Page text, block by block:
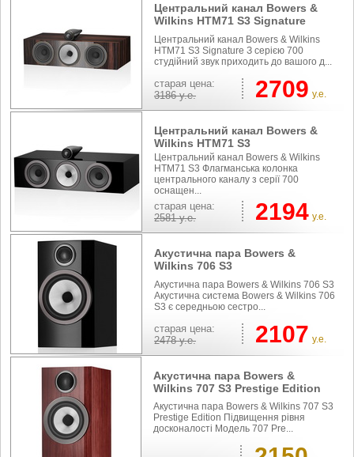
Центральний канал Bowers &
Wilkins HTM71 S3 Signature
Центральний канал Bowers & Wilkins
HTM71 S3 Signature З серією 700
студійний звук приходить до вашого д...
cтарая цена:
3186 у.е. 2709 у.е.
Центральний канал Bowers &
Wilkins HTM71 S3
Центральний канал Bowers & Wilkins
HTM71 S3 Флагманська колонка
центрального каналу з серії 700
оснащен...
cтарая цена:
2581 у.е. 2194 у.е.
Акустична пара Bowers &
Wilkins 706 S3
Акустична пара Bowers & Wilkins 706 S3
Акустична система Bowers & Wilkins 706
S3 є середньою сестро...
cтарая цена:
2478 у.е. 2107 у.е.
Акустична пара Bowers &
Wilkins 707 S3 Prestige Edition
Акустична пара Bowers & Wilkins 707 S3
Prestige Edition Підвищення рівня
досконалості Модель 707 Pre...